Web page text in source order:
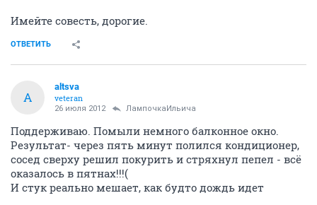
Имейте совесть, дорогие.
ОТВЕТИТЬ
A
altsva
veteran
26 июля 2012 ЛампочкаИльича
Поддерживаю. Помыли немного балконное окно.
Результат- через пять минут полился кондиционер,
сосед сверху решил покурить и стряхнул пепел - всё
оказалось в пятнах!!!(
И стук реально мешает, как будто дождь идет